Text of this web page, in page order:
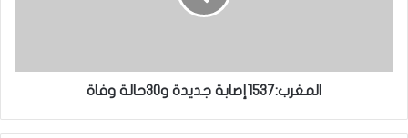
المغرب:1537إصابة جديدة و30حالة وفاة